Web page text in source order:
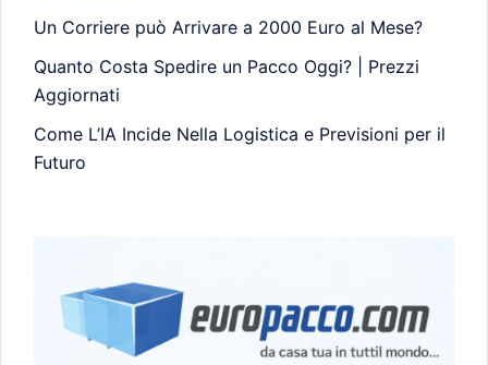
Un Corriere può Arrivare a 2000 Euro al Mese?
Quanto Costa Spedire un Pacco Oggi? | Prezzi
Aggiornati
Come L’IA Incide Nella Logistica e Previsioni per il
Futuro